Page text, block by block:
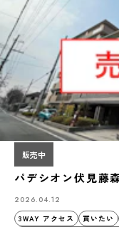
販売中
パデシオン伏見藤
2026.04.12
3WAY アクセス
買いたい